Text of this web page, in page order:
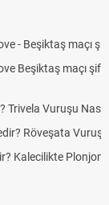
tv100 linki
Hradec Kralove
Yapılır?